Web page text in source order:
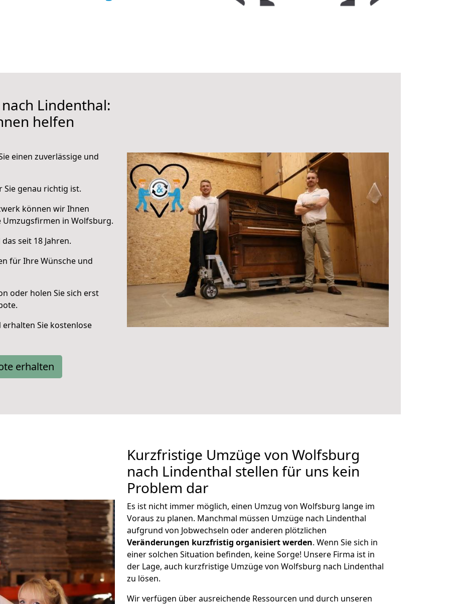
Lindenthal:
helfen
einen zuverlässige und
Sie genau richtig ist.
können wir Ihnen
in Wolfsburg.
seit 18 Jahren.
für Ihre Wünsche und
oder holen Sie sich erst
erhalten Sie kostenlose
erhalten
Kurzfristige Umzüge von Wolfsburg
nach Lindenthal stellen für uns kein
Problem dar
Es ist nicht immer möglich, einen Umzug von Wolfsburg lange im
Voraus zu planen. Manchmal müssen Umzüge nach Lindenthal
aufgrund von Jobwechseln oder anderen plötzlichen
Veränderungen kurzfristig organisiert werden. Wenn Sie sich in
einer solchen Situation befinden, keine Sorge! Unsere Firma ist in
der Lage, auch kurzfristige Umzüge von Wolfsburg nach Lindenthal
zu lösen.
Wir verfügen über ausreichende Ressourcen und durch unseren